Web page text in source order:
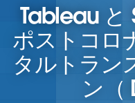
Tableau と
ポストコロ
タルトラン
ン（